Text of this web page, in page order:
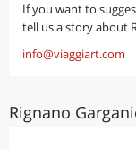
If you want to
tell us a story about
info@viaggiart.com
Rignano